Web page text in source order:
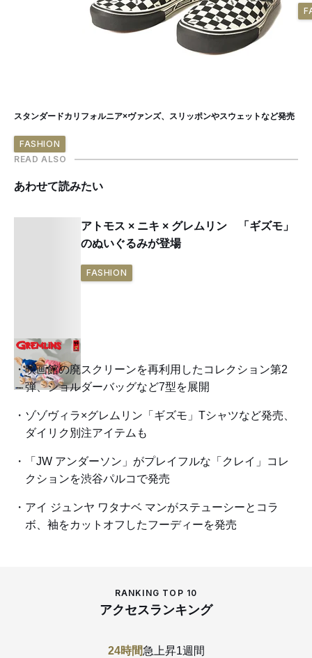
スタンダードカリフォルニア×ヴァンズ、スリッポンやスウェットなど発売
FASHION
READ ALSO
あわせて読みたい
アトモス × ニキ × グレムリン 「ギズモ」
のぬいぐるみが登場
FASHION
映画館の廃スクリーンを再利用したコレクション第2
弾、ショルダーバッグなど7型を展開
ゾゾヴィラ×グレムリン「ギズモ」Tシャツなど発売、
ダイリク別注アイテムも
「JW アンダーソン」がプレイフルな「クレイ」コレ
クションを渋谷パルコで発売
アイ ジュンヤ ワタナベ マンがステューシーとコラ
ボ、袖をカットオフしたフーディーを発売
RANKING TOP 10
アクセスランキング
24時間急上昇1週間